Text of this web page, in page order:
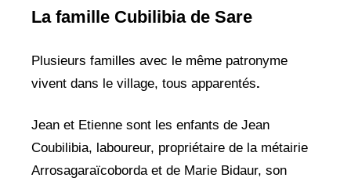
La famille Cubilibia de Sare
Plusieurs familles avec le même patronyme
vivent dans le village, tous apparentés.
Jean et Etienne sont les enfants de Jean
Coubilibia, laboureur, propriétaire de la métairie
Arrosagaraïcoborda et de Marie Bidaur, son